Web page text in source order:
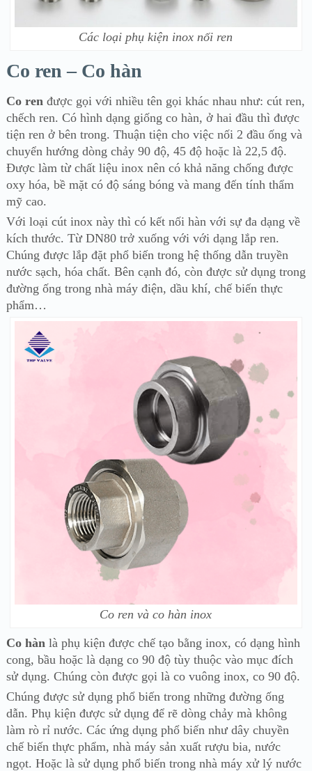
Các loại phụ kiện inox nối ren
Co ren – Co hàn
Co ren được gọi với nhiều tên gọi khác nhau như: cút ren,
chếch ren. Có hình dạng giống co hàn, ở hai đầu thì được
tiện ren ở bên trong. Thuận tiện cho việc nối 2 đầu ống và
chuyển hướng dòng chảy 90 độ, 45 độ hoặc là 22,5 độ.
Được làm từ chất liệu inox nên có khả năng chống được
oxy hóa, bề mặt có độ sáng bóng và mang đến tính thẩm
mỹ cao.
Với loại cút inox này thì có kết nối hàn với sự đa dạng về
kích thước. Từ DN80 trở xuống với với dạng lắp ren.
Chúng đượclắp đặt phổ biến trong hệ thống dẫn truyền
nước sạch, hóa chất. Bên cạnh đó, còn được sử dụng trong
đường ống trong nhà máy điện, dầu khí, chế biến thực
phẩm…
Co ren và co hàn inox
Co hàn là phụ kiện được chế tạo bằng inox, có dạng hình
cong, bầu hoặc là dạng co 90 độ tùy thuộc vào mục đích
sử dụng. Chúng còn được gọi là co vuông inox, co 90 độ.
Chúng được sử dụng phổ biến trong những đường ống
dẫn. Phụ kiện được sử dụng để rẽ dòng chảy mà không
làm rò rỉ nước. Các ứng dụng phổ biến như dây chuyền
chế biến thực phẩm, nhà máy sản xuất rượu bia, nước
ngọt. Hoặc là sử dụng phổ biến trong nhà máy xử lý nước